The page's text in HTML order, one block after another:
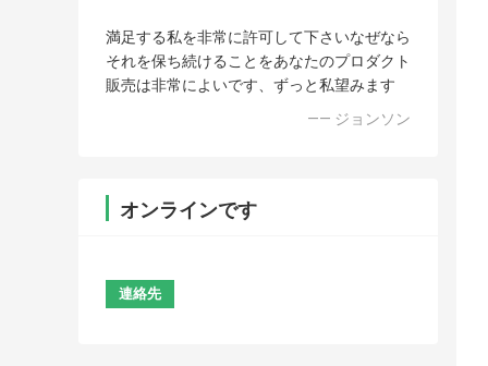
満足する私を非常に許可して下さいなぜなら
それを保ち続けることをあなたのプロダクト
販売は非常によいです、ずっと私望みます
—— ジョンソン
オンラインです